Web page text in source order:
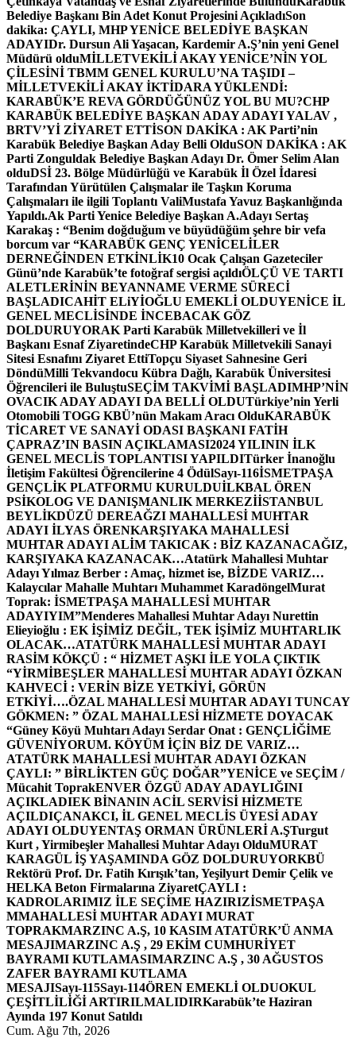
Belediye Başkanı Bin Adet Konut Projesini AçıkladıSon
dakika: ÇAYLI, MHP YENİCE BELEDİYE BAŞKAN
ADAYIDr. Dursun Ali Yaşacan, Kardemir A.Ş’nin yeni Genel
Müdürü olduMİLLETVEKİLİ AKAY YENİCE’NİN YOL
ÇİLESİNİ TBMM GENEL KURULU’NA TAŞIDI –
MİLLETVEKİLİ AKAY İKTİDARA YÜKLENDİ:
KARABÜK’E REVA GÖRDÜĞÜNÜZ YOL BU MU?CHP
KARABÜK BELEDİYE BAŞKAN ADAY ADAYI YALAV ,
BRTV’Yİ ZİYARET ETTİSON DAKİKA : AK Parti’nin
Karabük Belediye Başkan Aday Belli OlduSON DAKİKA : AK
Parti Zonguldak Belediye Başkan Adayı Dr. Ömer Selim Alan
olduDSİ 23. Bölge Müdürlüğü ve Karabük İl Özel İdaresi
Tarafından Yürütülen Çalışmalar ile Taşkın Koruma
Çalışmaları ile ilgili Toplantı ValiMustafa Yavuz Başkanlığında
Yapıldı.Ak Parti Yenice Belediye Başkan A.Adayı Sertaş
Karakaş : “Benim doğduğum ve büyüdüğüm şehre bir vefa
borcum var “KARABÜK GENÇ YENİCELİLER
DERNEĞİNDEN ETKİNLİK10 Ocak Çalışan Gazeteciler
Günü’nde Karabük’te fotoğraf sergisi açıldıÖLÇÜ VE TARTI
ALETLERİNİN BEYANNAME VERME SÜRECİ
BAŞLADICAHİT ELiYİOĞLU EMEKLİ OLDUYENİCE İL
GENEL MECLİSİNDE İNCEBACAK GÖZ
DOLDURUYORAK Parti Karabük Milletvekilleri ve İl
Başkanı Esnaf ZiyaretindeCHP Karabük Milletvekili Sanayi
Sitesi Esnafını Ziyaret EttiTopçu Siyaset Sahnesine Geri
DöndüMilli Tekvandocu Kübra Dağlı, Karabük Üniversitesi
Öğrencileri ile BuluştuSEÇİM TAKVİMİ BAŞLADIMHP’NİN
OVACIK ADAY ADAYI DA BELLİ OLDUTürkiye’nin Yerli
Otomobili TOGG KBÜ’nün Makam Aracı OlduKARABÜK
TİCARET VE SANAYİ ODASI BAŞKANI FATİH
ÇAPRAZ’IN BASIN AÇIKLAMASI2024 YILININ İLK
GENEL MECLİS TOPLANTISI YAPILDITürker İnanoğlu
İletişim Fakültesi Öğrencilerine 4 ÖdülSayı-116İSMETPAŞA
GENÇLİK PLATFORMU KURULDUİLKBAL ÖREN
PSİKOLOG VE DANIŞMANLIK MERKEZİİSTANBUL
BEYLİKDÜZÜ DEREAĞZI MAHALLESİ MUHTAR
ADAYI İLYAS ÖRENKARŞIYAKA MAHALLESİ
MUHTAR ADAYI ALİM TAKICAK : BİZ KAZANACAĞIZ,
KARŞIYAKA KAZANACAK…Atatürk Mahallesi Muhtar
Adayı Yılmaz Berber : Amaç, hizmet ise, BİZDE VARIZ…
Kalaycılar Mahalle Muhtarı Muhammet KaradöngelMurat
Toprak: İSMETPAŞA MAHALLESİ MUHTAR
ADAYIYIM”Menderes Mahallesi Muhtar Adayı Nurettin
Elieyioğlu : EK İŞİMİZ DEĞİL, TEK İŞİMİZ MUHTARLIK
OLACAK…ATATÜRK MAHALLESİ MUHTAR ADAYI
RASİM KÖKÇÜ : “ HİZMET AŞKI İLE YOLA ÇIKTIK
“YİRMİBEŞLER MAHALLESİ MUHTAR ADAYI ÖZKAN
KAHVECİ : VERİN BİZE YETKİYİ, GÖRÜN
ETKİYİ….ÖZAL MAHALLESİ MUHTAR ADAYI TUNCAY
GÖKMEN: ” ÖZAL MAHALLESİ HİZMETE DOYACAK
“Güney Köyü Muhtarı Adayı Serdar Onat : GENÇLİĞİME
GÜVENİYORUM. KÖYÜM İÇİN BİZ DE VARIZ…
ATATÜRK MAHALLESİ MUHTAR ADAYI ÖZKAN
ÇAYLI: ” BİRLİKTEN GÜÇ DOĞAR”YENİCE ve SEÇİM /
Mücahit ToprakENVER ÖZGÜ ADAY ADAYLIĞINI
AÇIKLADIEK BİNANIN ACİL SERVİSİ HİZMETE
AÇILDIÇANAKCI, İL GENEL MECLİS ÜYESİ ADAY
ADAYI OLDUYENTAŞ ORMAN ÜRÜNLERİ A.ŞTurgut
Kurt , Yirmibeşler Mahallesi Muhtar Adayı OlduMURAT
KARAGÜL İŞ YAŞAMINDA GÖZ DOLDURUYORKBÜ
Rektörü Prof. Dr. Fatih Kırışık’tan, Yeşilyurt Demir Çelik ve
HELKA Beton Firmalarına ZiyaretÇAYLI :
KADROLARIMIZ İLE SEÇİME HAZIRIZİSMETPAŞA
MMAHALLESİ MUHTAR ADAYI MURAT
TOPRAKMARZINC A.Ş, 10 KASIM ATATÜRK’Ü ANMA
MESAJIMARZINC A.Ş , 29 EKİM CUMHURİYET
BAYRAMI KUTLAMASIMARZINC A.Ş , 30 AĞUSTOS
ZAFER BAYRAMI KUTLAMA
MESAJISayı-115Sayı-114ÖREN EMEKLİ OLDUOKUL
ÇEŞİTLİLİĞİ ARTIRILMALIDIRKarabük’te Haziran
Ayında 197 Konut Satıldı
Cum. Ağu 7th, 2026